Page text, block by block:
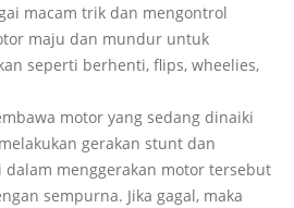
macam trik dan mengontrol
maju dan mundur untuk
seperti berhenti, flips, wheelies,
motor yang sedang dinaiki
gerakan stunt dan
menggerakan motor tersebut
sempurna. Jika gagal, maka